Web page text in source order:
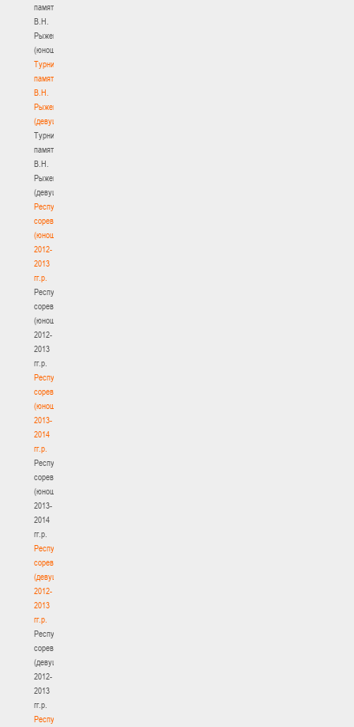
памяти
В.Н.
Рыженкова
(юноши)
Турнир
памяти
В.Н.
Рыженкова
(девушки)
Турнир
памяти
В.Н.
Рыженкова
(девушки)
Республиканские
соревнования
(юноши)
2012-
2013
гг.р.
Республиканские
соревнования
(юноши)
2012-
2013
гг.р.
Республиканские
соревнования
(юноши)
2013-
2014
гг.р.
Республиканские
соревнования
(юноши)
2013-
2014
гг.р.
Республиканские
соревнования
(девушки)
2012-
2013
гг.р.
Республиканские
соревнования
(девушки)
2012-
2013
гг.р.
Республиканские